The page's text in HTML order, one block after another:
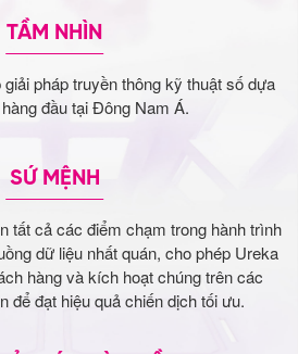
TẦM NHÌN
pháp truyền thông kỹ thuật số dựa
đầu tại Đông Nam Á.
SỨ MỆNH
tất cả các điểm chạm trong hành trình
dữ liệu nhất quán, cho phép Ureka
hàng và kích hoạt chúng trên các
để đạt hiệu quả chiến dịch tối ưu.